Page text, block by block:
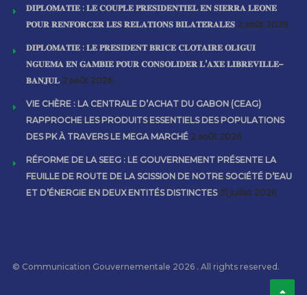
𝐃𝐈𝐏𝐋𝐎𝐌𝐀𝐓𝐈𝐄 : 𝐋𝐄 𝐂𝐎𝐔𝐏𝐋𝐄 𝐏𝐑𝐄́𝐒𝐈𝐃𝐄𝐍𝐓𝐈𝐄𝐋 𝐄𝐍 𝐒𝐈𝐄𝐑𝐑𝐀 𝐋𝐄𝐎𝐍𝐄
𝐏𝐎𝐔𝐑 𝐑𝐄𝐍𝐅𝐎𝐑𝐂𝐄𝐑 𝐋𝐄𝐒 𝐑𝐄𝐋𝐀𝐓𝐈𝐎𝐍𝐒 𝐁𝐈𝐋𝐀𝐓𝐄́𝐑𝐀𝐋𝐄𝐒 2 août 2026
𝐃𝐈𝐏𝐋𝐎𝐌𝐀𝐓𝐈𝐄 : 𝐋𝐄 𝐏𝐑𝐄́𝐒𝐈𝐃𝐄𝐍𝐓 𝐁𝐑𝐈𝐂𝐄 𝐂𝐋𝐎𝐓𝐀𝐈𝐑𝐄 𝐎𝐋𝐈𝐆𝐔𝐈
𝐍𝐆𝐔𝐄𝐌𝐀 𝐄𝐍 𝐆𝐀𝐌𝐁𝐈𝐄 𝐏𝐎𝐔𝐑 𝐂𝐎𝐍𝐒𝐎𝐋𝐈𝐃𝐄𝐑 𝐋’𝐀𝐗𝐄 𝐋𝐈𝐁𝐑𝐄𝐕𝐈𝐋𝐋𝐄–
𝐁𝐀𝐍𝐉𝐔𝐋 2 août 2026
VIE CHÈRE : LA CENTRALE D’ACHAT DU GABON (CEAG)
RAPPROCHE LES PRODUITS ESSENTIELS DES POPULATIONS
DES PK À TRAVERS LE MEGA MARCHÉ 2 août 2026
RÉFORME DE LA SEEG : LE GOUVERNEMENT PRÉSENTE LA
FEUILLE DE ROUTE DE LA SCISSION DE NOTRE SOCIÉTÉ D’EAU
ET D’ÉNERGIE EN DEUX ENTITÉS DISTINCTES 31 juillet 2026
© Communication Gouvernementale 2026 . All rights reserved.